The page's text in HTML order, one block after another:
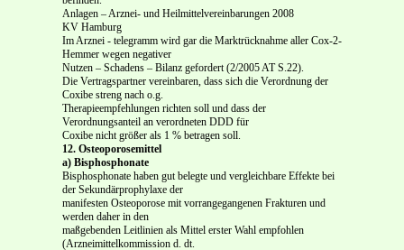
Anlagen – Arznei- und Heilmittelvereinbarungen 2008
KV Hamburg
Im Arznei - telegramm wird gar die Marktrücknahme aller Cox-2-
Hemmer wegen negativer
Nutzen – Schadens – Bilanz gefordert (2/2005 AT S.22).
Die Vertragspartner vereinbaren, dass sich die Verordnung der
Coxibe streng nach o.g.
Therapieempfehlungen richten soll und dass der
Verordnungsanteil an verordneten DDD für
Coxibe nicht größer als 1 % betragen soll.
12. Osteoporosemittel
a) Bisphosphonate
Bisphosphonate haben gut belegte und vergleichbare Effekte bei
der Sekundärprophylaxe der
manifesten Osteoporose mit vorrangegangenen Frakturen und
werden daher in den
maßgebenden Leitlinien als Mittel erster Wahl empfohlen
(Arzneimittelkommission d. dt.